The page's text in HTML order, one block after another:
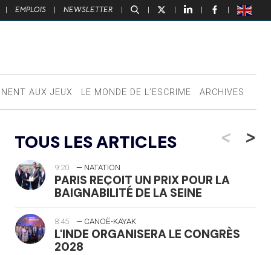
| EMPLOIS | NEWSLETTER | | | | |
AUX JEUX LE MONDE DE L’ESCRIME ARCHIVES
TOUS LES ARTICLES <
9:20 — NATATION
PARIS REÇOIT UN PRIX POUR LA
BAIGNABILITÉ DE LA SEINE
8:45 — CANOË-KAYAK
L'INDE ORGANISERA LE CONGRÈS
2028
>